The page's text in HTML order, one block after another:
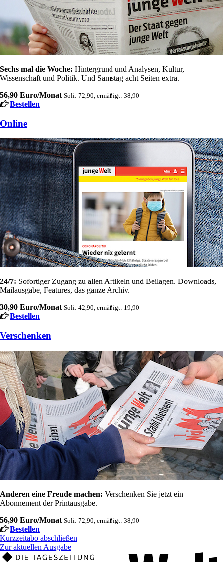
Sechs mal die Woche: Hintergrund und Analysen, Kultur,
Wissenschaft und Politik. Und Samstag acht Seiten extra.
56,90 Euro/Monat Soli: 72,90, ermäßigt: 38,90
Bestellen
Online
24/7: Sofortiger Zugang zu allen Artikeln und Beilagen. Downloads,
Mailausgabe, Features, das ganze Archiv.
30,90 Euro/Monat Soli: 42,90, ermäßigt: 19,90
Bestellen
Verschenken
Anderen eine Freude machen: Verschenken Sie jetzt ein
Abonnement der Printausgabe.
56,90 Euro/Monat Soli: 72,90, ermäßigt: 38,90
Bestellen
Kurzzeitabo abschließen
Zur aktuellen Ausgabe